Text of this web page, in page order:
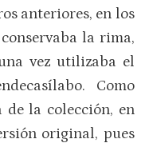
anteriores, en los
la rima,
vez utilizaba el
Como
la colección, en
original, pues